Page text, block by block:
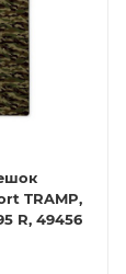
TRAMP,
R, 49456